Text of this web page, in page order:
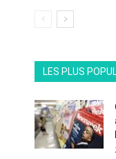
LES PLUS